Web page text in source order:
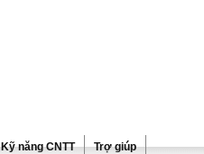
Kỹ năng CNTT Trợ giúp